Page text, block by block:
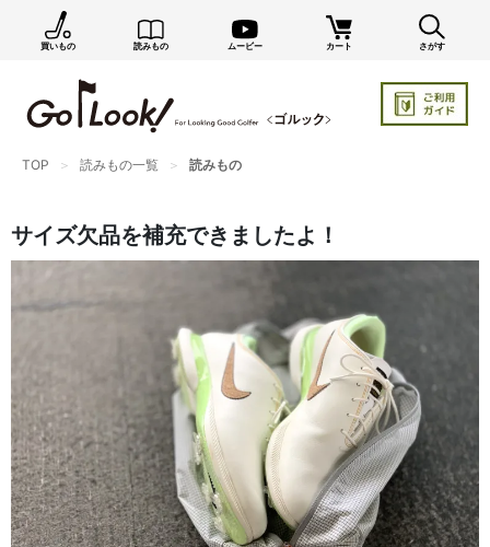
買いもの 読みもの ムービー カート さがす
TOP 読みもの一覧 読みもの
サイズ欠品を補充できましたよ！